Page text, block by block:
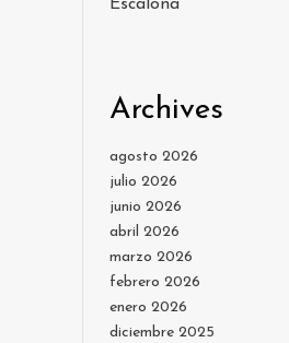
Escalona
Archives
agosto 2026
julio 2026
junio 2026
abril 2026
marzo 2026
febrero 2026
enero 2026
diciembre 2025